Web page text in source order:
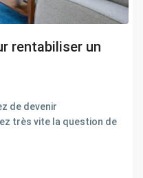
rentabiliser un
de devenir
très vite la question de